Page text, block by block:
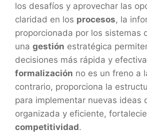
los desafíos y aprovechar las
claridad en los procesos, la
proporcionada por los sistemas
una gestión estratégica
decisiones más rápida y
formalización no es un freno a
contrario, proporciona la
para implementar nuevas ideas
organizada y eficiente,
competitividad.